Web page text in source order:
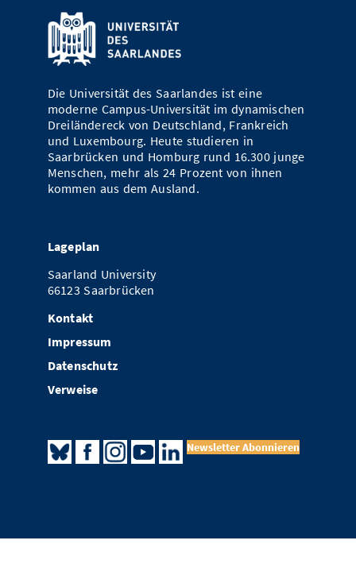
Die Universität des Saarlandes ist eine
moderne Campus-Universität im dynamischen
Dreiländereck von Deutschland, Frankreich
und Luxembourg. Heute studieren in
Saarbrücken und Homburg rund 16.300 junge
Menschen, mehr als 24 Prozent von ihnen
kommen aus dem Ausland.
Lageplan
Saarland University
66123 Saarbrücken
Kontakt
Impressum
Datenschutz
Verweise
Newsletter Abonnieren